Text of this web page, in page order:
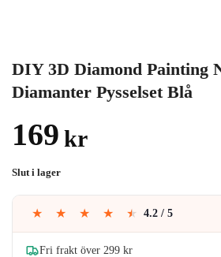
DIY 3D Diamond Painting
Diamanter Pysselset Blå
169 kr
Slut i lager
★ ★ ★ ★ ★ 4.2 / 5
Fri frakt över 299 kr